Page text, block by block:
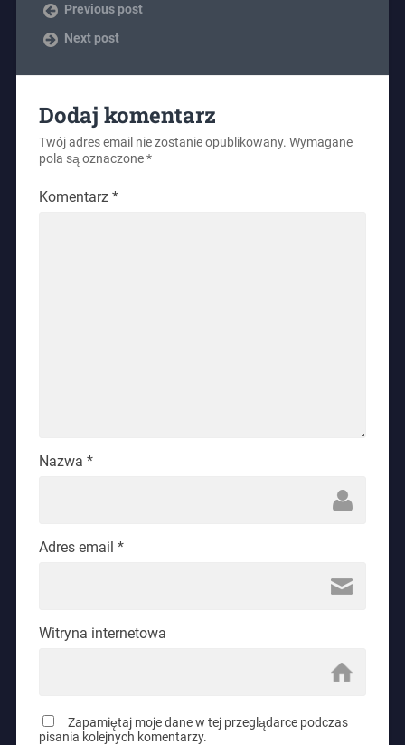
Previous post
Next post
Dodaj komentarz
Twój adres email nie zostanie opublikowany. Wymagane
pola są oznaczone*
Komentarz *
Nazwa *
Adres email *
Witryna internetowa
Zapamiętaj moje dane w tej przeglądarce podczas
pisania kolejnych komentarzy.